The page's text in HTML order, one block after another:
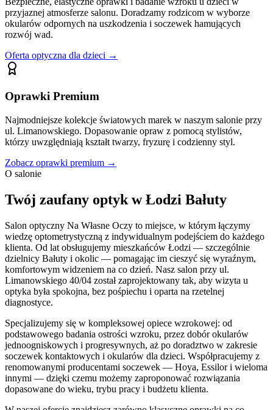
przyjaznej atmosferze salonu. Doradzamy rodzicom w wyborze
okularów odpornych na uszkodzenia i soczewek hamujących
rozwój wad.
Oferta optyczna dla dzieci →
Oprawki Premium
Najmodniejsze kolekcje światowych marek w naszym salonie przy
ul. Limanowskiego. Dopasowanie opraw z pomocą stylistów,
którzy uwzględniają kształt twarzy, fryzurę i codzienny styl.
Zobacz oprawki premium →
O salonie
Twój zaufany optyk w Łodzi Bałuty
Salon optyczny Na Własne Oczy to miejsce, w którym łączymy
wiedzę optometrystyczną z indywidualnym podejściem do każdego
klienta. Od lat obsługujemy mieszkańców Łodzi — szczególnie
dzielnicy Bałuty i okolic — pomagając im cieszyć się wyraźnym,
komfortowym widzeniem na co dzień. Nasz salon przy ul.
Limanowskiego 40/04 został zaprojektowany tak, aby wizyta u
optyka była spokojna, bez pośpiechu i oparta na rzetelnej
diagnostyce.
Specjalizujemy się w kompleksowej opiece wzrokowej: od
podstawowego badania ostrości wzroku, przez dobór okularów
jednoogniskowych i progresywnych, aż po doradztwo w zakresie
soczewek kontaktowych i okularów dla dzieci. Współpracujemy z
renomowanymi producentami soczewek — Hoya, Essilor i wieloma
innymi — dzięki czemu możemy zaproponować rozwiązania
dopasowane do wieku, trybu pracy i budżetu klienta.